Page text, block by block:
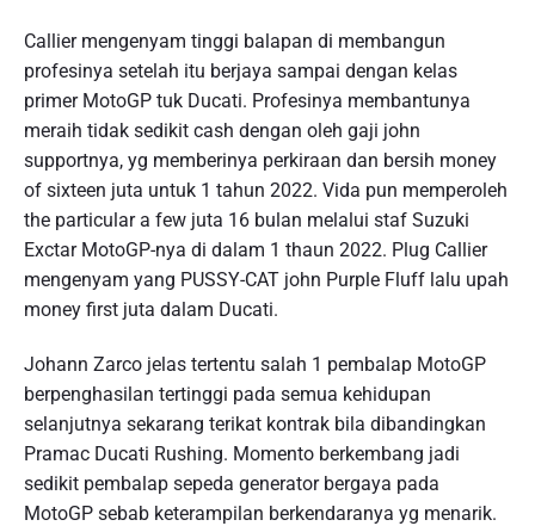
Callier mengenyam tinggi balapan di membangun
profesinya setelah itu berjaya sampai dengan kelas
primer MotoGP tuk Ducati. Profesinya membantunya
meraih tidak sedikit cash dengan oleh gaji john
supportnya, yg memberinya perkiraan dan bersih money
of sixteen juta untuk 1 tahun 2022. Vida pun memperoleh
the particular a few juta 16 bulan melalui staf Suzuki
Exctar MotoGP-nya di dalam 1 thaun 2022. Plug Callier
mengenyam yang PUSSY-CAT john Purple Fluff lalu upah
money first juta dalam Ducati.
Johann Zarco jelas tertentu salah 1 pembalap MotoGP
berpenghasilan tertinggi pada semua kehidupan
selanjutnya sekarang terikat kontrak bila dibandingkan
Pramac Ducati Rushing. Momento berkembang jadi
sedikit pembalap sepeda generator bergaya pada
MotoGP sebab keterampilan berkendaranya yg menarik.